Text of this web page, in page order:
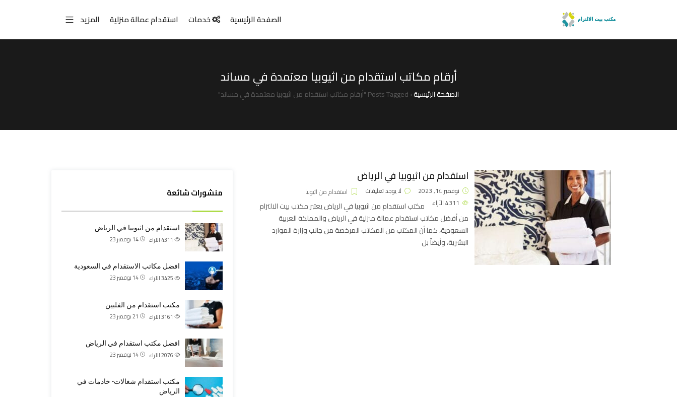
الصفحة الرئيسية خدمات استقدام عمالة منزلية المزيد
أرقام مكاتب استقدام من اثيوبيا معتمدة في مساند
الصفحة الرئيسية›Posts Tagged "أرقام مكاتب استقدام من اثيوبيا معتمدة في مساند"
استقدام من اثيوبيا في الرياض
نوفمبر 14, 2023 استقدام من اثيوبيا
لا يوجد تعليقات
الآراء
مكتب استقدام من اثيوبيا في الرياض يعتبر مكتب بيت الالتزام
من أفضل مكاتب استقدام عمالة منزلية في الرياض والمملكة العربية
السعودية، كما أن المكتب من المكاتب المرخصة من جانب وزارة الموارد
البشرية، وأيضاً بل
منشورات شائعة
استقدام من اثيوبيا في الرياض
14 نوفمبر 23 الآراء
افضل مكاتب الاستقدام في السعودية
14 نوفمبر 23 الآراء
مكتب استقدام من الفلبين
21 نوفمبر 23 الآراء
افضل مكتب استقدام في الرياض
14 نوفمبر 23 الآراء
مكتب استقدام شغالات- خادمات في
الرياض